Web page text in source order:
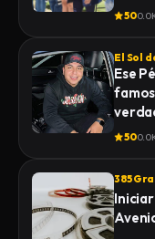
50
El Sol
Ese
50
385